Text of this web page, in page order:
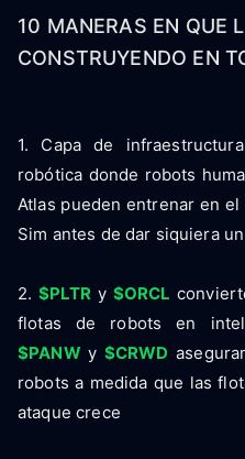
10 MANERAS EN QUE
CONSTRUYENDO EN
1. Capa de infraestructura
robótica donde robots
Atlas pueden entrenar en el
Sim antes de dar siquiera
2. $PLTR y $ORCL
flotas de robots en
$PANW y $CRWD
robots a medida que las
ataque crece